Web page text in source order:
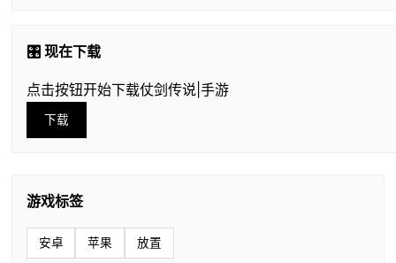
🎛️ 现在下载
点击按钮开始下载仗剑传说|手游
下载
游戏标签
安卓 苹果 放置